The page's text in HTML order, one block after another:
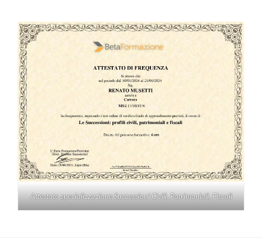
Attestato specializzazione Successioni Civili, Patrimoniali, Fiscali